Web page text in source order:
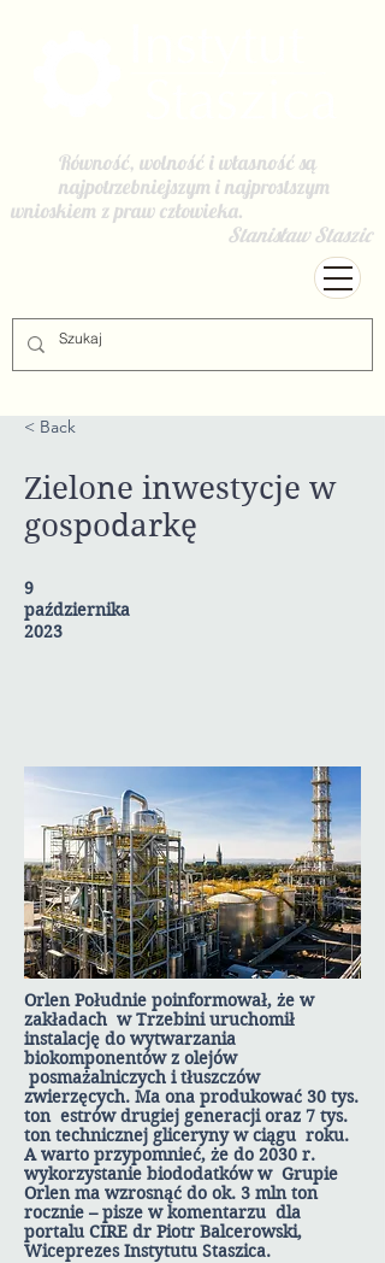
Równość, wolność i własność są
najpotrzebniejszym i najprostszym
wnioskiem z praw człowieka.
Stanisław Staszic
< Back
Zielone inwestycje w
gospodarkę
9
października
2023
Orlen Południe poinformował, że w
zakładach w Trzebini uruchomił
instalację do wytwarzania
biokomponentów z olejów
posmażalniczych i tłuszczów
zwierzęcych. Ma ona produkować 30 tys.
ton estrów drugiej generacji oraz 7 tys.
ton technicznej gliceryny w ciągu roku.
A warto przypomnieć, że do 2030 r.
wykorzystanie biododatków w Grupie
Orlen ma wzrosnąć do ok. 3 mln ton
rocznie – pisze w komentarzu dla
portalu CIRE dr Piotr Balcerowski,
Wiceprezes Instytutu Staszica.